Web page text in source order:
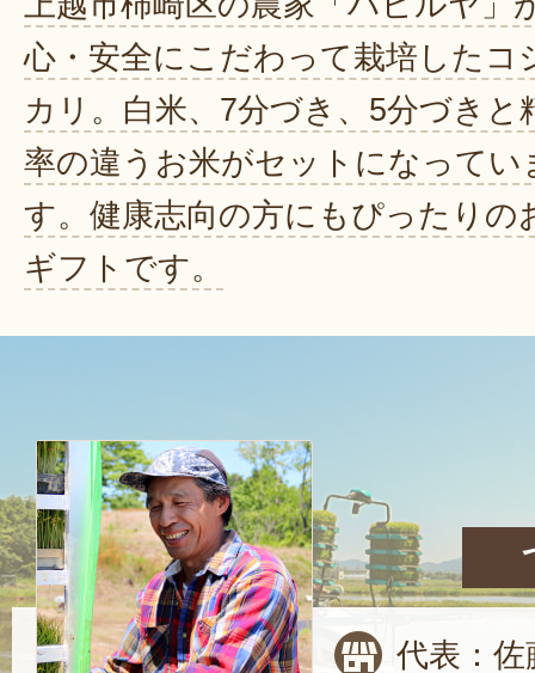
心・安全にこだわって栽培したコ
カリ。白米、7分づき、5分づきと
率の違うお米がセットになってい
す。健康志向の方にもぴったりの
ギフトです。
代表：佐